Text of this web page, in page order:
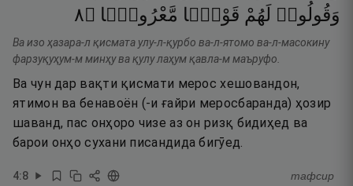
وَقُولُوا۟ لَهُمْ قَوْلًۭا مَّعْرُوفًۭا ۝٨
Ва изо ҳазара-л қисмата улу-л-қурбо ва-л-ятомо ва-л-масокину
фарзуқуҳум-м минҳу ва қулу лаҳум қавла-м маъруфо.
Ва чун дар вақти қисмати мерос хешовандон,
ятимон ва бенавоён (-и ғайри меросбаранда) ҳозир
шаванд, пас онҳоро чизе аз он ризқ бидиҳед ва
барои онҳо сухани писандида бигӯед.
4:8 тафсир